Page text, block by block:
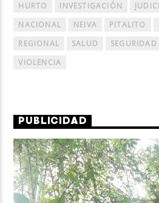
HURTO
INVESTIGACIÓN
NACIONAL
NEIVA PITALITO
REGIONAL
SALUD SEGURIDAD
VIOLENCIA
PUBLICIDAD